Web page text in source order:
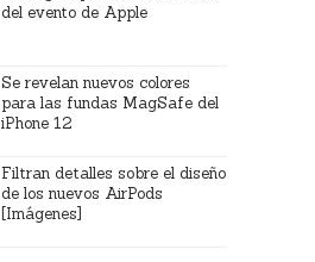
del evento de Apple
Se revelan nuevos colores
para las fundas MagSafe del
iPhone 12
Filtran detalles sobre el diseño
de los nuevos AirPods
[Imágenes]